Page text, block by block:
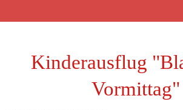
Kinderausflug
Vormittag"